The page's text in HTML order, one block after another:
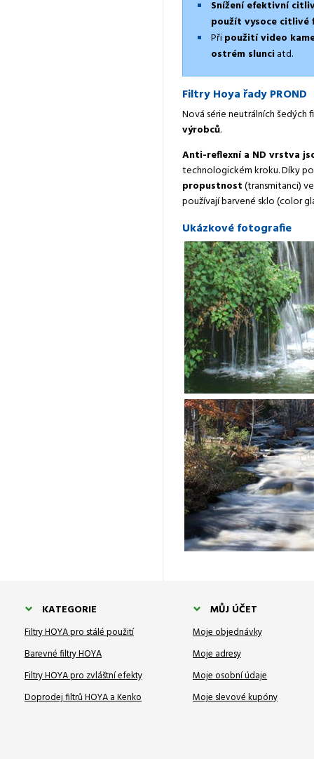
Snížení efektivní
použít vysoce citlivé
Připoužití video
ostrém slunciatd.
Filtry Hoya řady PROND
Nová série neutrálních šedých
výrobců.
Anti-reflexní a ND vrstva
technologickém kroku. Díky
propustnost(transmitanci)
používají barvené sklo (color
Ukázkové fotografie
KATEGORIE
Filtry HOYA pro stálé použití
Barevné filtry HOYA
Filtry HOYA pro zvláštní efekty
Doprodej filtrů HOYA a Kenko
MŮJ ÚČET
Moje objednávky
Moje adresy
Moje osobní údaje
Moje slevové kupóny